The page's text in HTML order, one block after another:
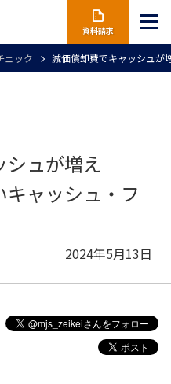
資料請求
ェック 減価償却費でキャッシュ
シュが増え
ャッシュ・フ
2024年5月13日